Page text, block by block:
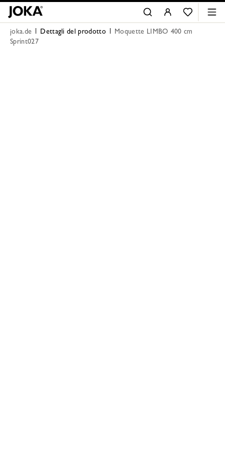
joka.de Dettagli del prodotto
Moquette LIMBO 400 cm
Sprint027